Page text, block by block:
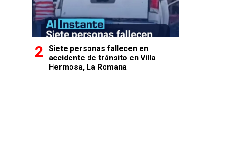
Siete personas fallecen en
accidente de tránsito en Villa
Hermosa, La Romana